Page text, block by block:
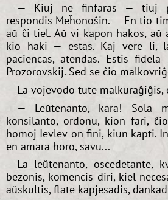
— Kiuj ne finfaras — tiuj
respondis Meĥonoŝin. — En tio
aŭ ĉi tiel. Aŭ vi kapon hakos,
kio haki — estas. Kaj vere li,
paciencas, atendas. Estis
Prozorovskij. Sed se ĉio
La vojevodo tute malkuraĝiĝis,
— Leŭtenanto, kara! Sola
konsilanto, ordonu, kion fari,
homoj Ievlev-on fini, kiun kapti.
en amara horo, savu...
La leŭtenanto, oscedetante,
bezonis, komencis diri, kiel
aŭskultis, flate kapjesadis,